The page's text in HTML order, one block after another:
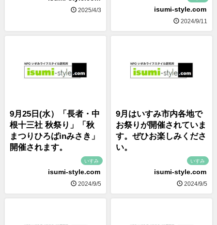
2025/4/3 isumi-style.com
2024/9/11
9月25日(水）「長者・中
根十三社 秋祭り」「秋
まつりひろばinみさき」
開催されます。
いすみ
isumi-style.com
2024/9/5
9月はいすみ市内各地で
お祭りが開催されていま
す。ぜひお楽しみくださ
い。
いすみ
isumi-style.com
2024/9/5